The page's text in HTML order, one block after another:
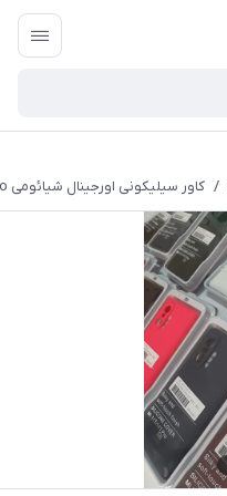
/ کاور سیلیکونی اورجینال شیائومی Xiaomi MI 11T/11T Pro